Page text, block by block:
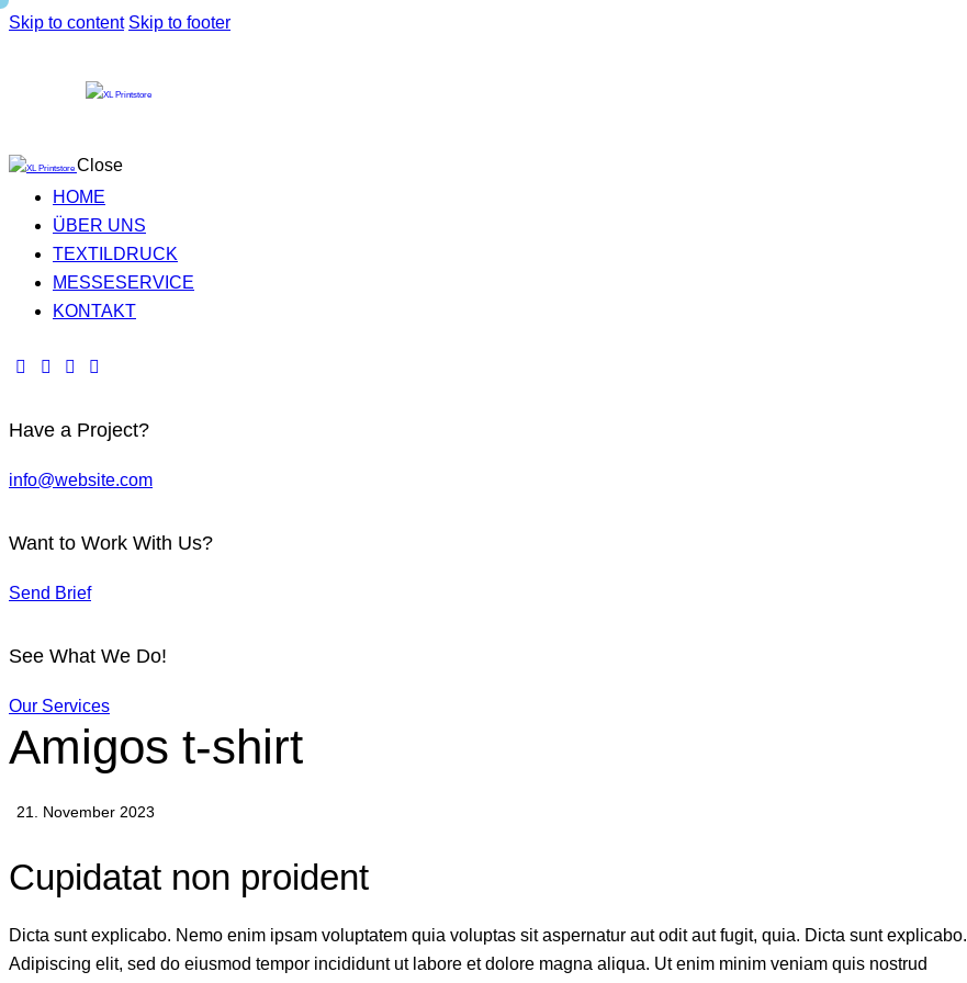
Skip to content Skip to footer
Close
HOME
ÜBER UNS
TEXTILDRUCK
MESSESERVICE
KONTAKT
Have a Project?
info@website.com
Want to Work With Us?
Send Brief
See What We Do!
Our Services
Amigos t-shirt
21. November 2023
Cupidatat non proident
Dicta sunt explicabo. Nemo enim ipsam voluptatem quia voluptas sit aspernatur aut odit aut fugit, quia. Dicta sunt explicabo.
Adipiscing elit, sed do eiusmod tempor incididunt ut labore et dolore magna aliqua. Ut enim minim veniam quis nostrud